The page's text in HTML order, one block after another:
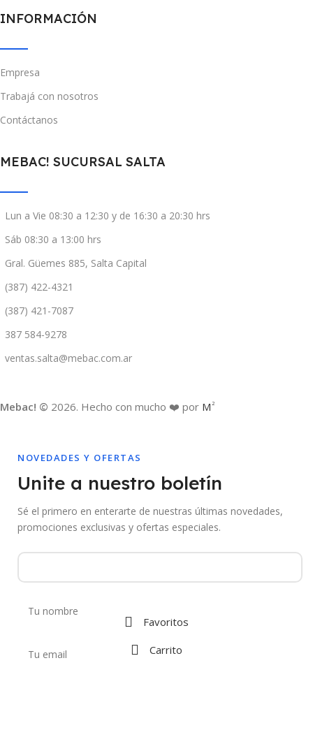
INFORMACIÓN
Empresa
Trabajá con nosotros
Contáctanos
MEBAC! SUCURSAL SALTA
Lun a Vie 08:30 a 12:30 y de 16:30 a 20:30 hrs
Sáb 08:30 a 13:00 hrs
Gral. Güemes 885, Salta Capital
(387) 422-4321
(387) 421-7087
387 584-9278
ventas.salta@mebac.com.ar
Mebac! © 2026. Hecho con mucho ❤️ por M 2
NOVEDADES Y OFERTAS
Unite a nuestro boletín
Sé el primero en enterarte de nuestras últimas novedades,
promociones exclusivas y ofertas especiales.
Favoritos
Carrito